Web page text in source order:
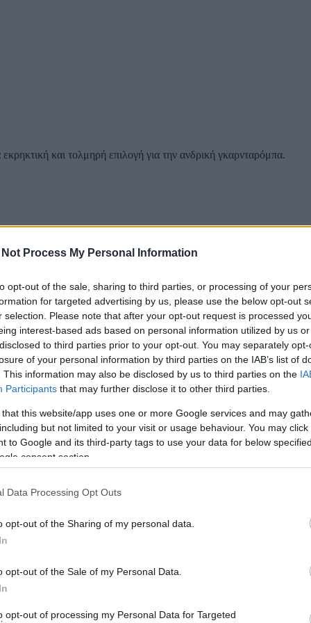
Not Process My Personal Information
opt-out of the sale, sharing to third parties, or processing of your
for targeted advertising by us, please use the below opt-out
selection. Please note that after your opt-out request is processed
interest-based ads based on personal information utilized by us
to third parties prior to your opt-out. You may separately
of your personal information by third parties on the IAB’s list of
This information may also be disclosed by us to third parties on the
Participants that may further disclose it to other third parties.
that this website/app uses one or more Google services and may
but not limited to your visit or usage behaviour. You may
to Google and its third-party tags to use your data for below
consent section.
Data Processing Opt Outs
opt-out of the Sharing of my personal data.
opt-out of the Sale of my Personal Data.
opt-out of processing my Personal Data for Targeted
και τολμηρή επιλογή για την ανδρική γκαρνταρόμπα.
, Πουκάμισα Ετικέτα: Πουκάμισο Caglieri Animal Print
και τολμηρή επιλογή για την ανδρική γκαρνταρόμπα.
μέγεθος One Size καθιστά το πουκάμισο ευέλικτο και
καθώς και για να ξεχωρίσετε σε κάθε περίσταση.
να δημιουργήσετε ένα ξεχωριστό και τολμηρό στυλ που θα
64-68